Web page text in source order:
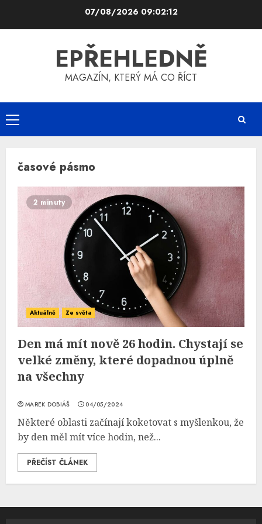
07/08/2026 09:02:12
EPŘEHLEDNĚ
MAGAZÍN, KTERÝ MÁ CO ŘÍCT
Primary
Menu
časové pásmo
2 minuty
Aktuálně Ze světa
Den má mít nově 26 hodin. Chystají se
velké změny, které dopadnou úplně
na všechny
MAREK DOBIÁŠ 04/05/2024
Některé oblasti začínají koketovat s myšlenkou, že
by den měl mít více hodin, než...
PŘEČÍST ČLÁNEK